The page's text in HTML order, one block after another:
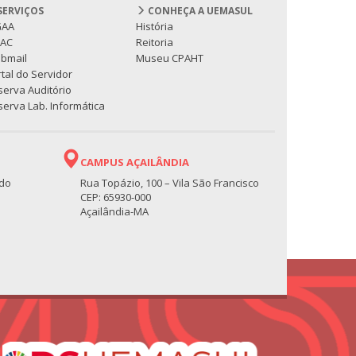
do Servidor
Auditório
Lab. Informática
CONHEÇA A UEMASUL
História
Reitoria
Museu CPAHT
CAMPUS AÇAILÂNDIA
Rua Topázio, 100 – Vila São Francisco
CEP: 65930-000
Açailândia-MA